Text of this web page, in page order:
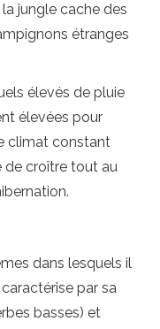
jungle cache des
étranges
élevés de pluie
élevées pour
climat constant
de croître tout au
dans lesquels il
par sa
basses) et